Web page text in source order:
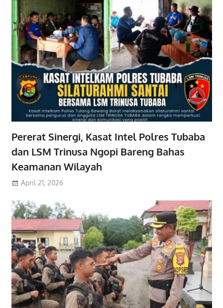
Pererat Sinergi, Kasat Intel Polres Tubaba
dan LSM Trinusa Ngopi Bareng Bahas
Keamanan Wilayah
April 21, 2026